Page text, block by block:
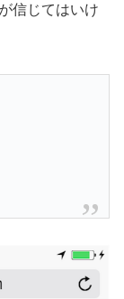
信じてはいけ